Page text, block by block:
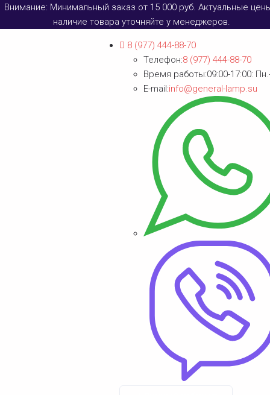
Внимание: Минимальный заказ от 15 000 руб. Актуальные
наличие товара уточняйте у менеджеров.
8 (977) 444-88-70
Телефон:8 (977) 444-88-70
Время работы:09:00-17:00:
E-mail:info@general-lamp.su